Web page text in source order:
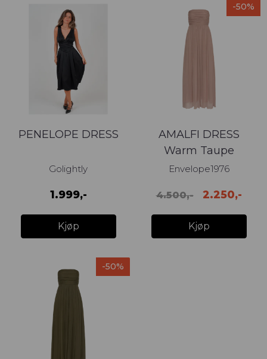
PENELOPE DRESS
Golightly
1.999,-
Kjøp
-50%
AMALFI DRESS
Warm Taupe
Envelope1976
4.500,- 2.250,-
Kjøp
-50%